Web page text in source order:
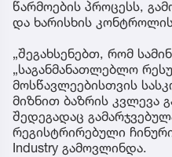
წარმოების პროცესს,
და ხარისხის კონტროლის
„შეგახსენებთ, რომ
„საგანმანათლებლო
მოსწავლეებისთვის
მიზნით ბაზრის კვლევა
შედეგადაც
რეგისტრირებული
Industry გამოვლინდა.